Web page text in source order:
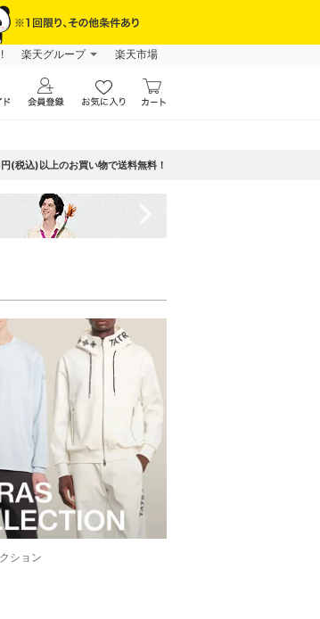
楽天グループ 楽天市場
(税込)以上のお買い物で送料無料！
ション